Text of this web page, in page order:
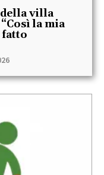
villa
la mia